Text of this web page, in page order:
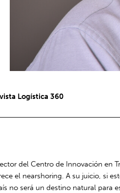
Logística 360
del Centro de Innovación en
el nearshoring. A su juicio, si
no será un destino natural para